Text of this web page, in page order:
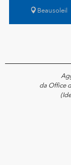
Beausoleil
da Office